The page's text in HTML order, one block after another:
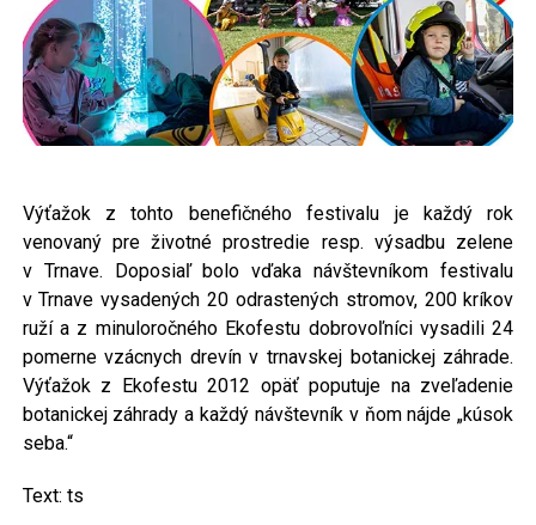
Výťažok z tohto benefičného festivalu je každý rok
venovaný pre životné prostredie resp. výsadbu zelene
v Trnave. Doposiaľ bolo vďaka návštevníkom festivalu
v Trnave vysadených 20 odrastených stromov, 200 kríkov
ruží a z minuloročného Ekofestu dobrovoľníci vysadili 24
pomerne vzácnych drevín v trnavskej botanickej záhrade.
Výťažok z Ekofestu 2012 opäť poputuje na zveľadenie
botanickej záhrady a každý návštevník v ňom nájde „kúsok
seba.“
Text: ts